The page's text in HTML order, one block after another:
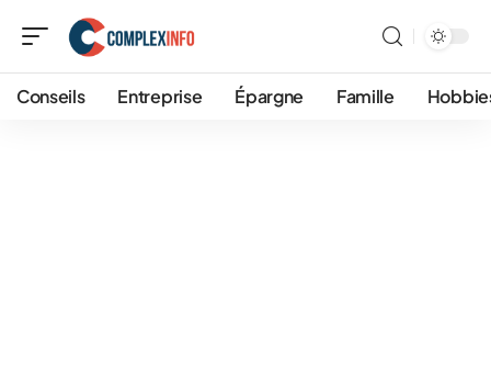
Conseils Entreprise Épargne Famille